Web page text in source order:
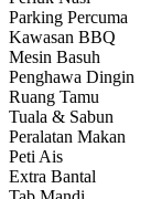
Parking Percuma
Kawasan BBQ
Mesin Basuh
Penghawa Dingin
Ruang Tamu
Tuala & Sabun
Peralatan Makan
Peti Ais
Extra Bantal